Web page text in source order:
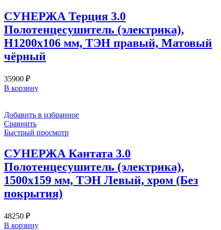
СУНЕРЖА Терция 3.0
Полотенцесушитель (электрика),
H1200х106 мм, ТЭН правый, Матовый
чёрный
35900 ₽
В корзину
Добавить в избранное
Сравнить
Быстрый просмотр
СУНЕРЖА Кантата 3.0
Полотенцесушитель (электрика),
1500х159 мм, ТЭН Левый, хром (Без
покрытия)
48250 ₽
В корзину